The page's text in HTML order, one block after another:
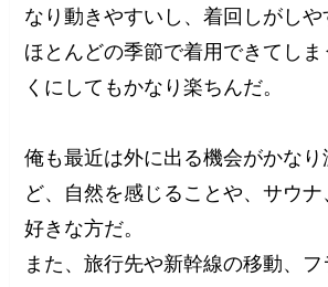
なり動きやすいし、着回しがしや
ほとんどの季節で着用できてし
くにしてもかなり楽ちんだ。
俺も最近は外に出る機会がかな
ど、自然を感じることや、サウナ
好きな方だ。
また、旅行先や新幹線の移動、